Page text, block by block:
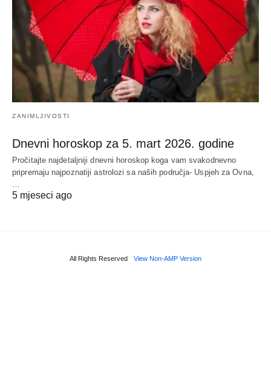
ZANIMLJIVOSTI
Dnevni horoskop za 5. mart 2026. godine
Pročitajte najdetaljniji dnevni horoskop koga vam svakodnevno
pripremaju najpoznatiji astrolozi sa naših područja- Uspjeh za Ovna,
…
5 mjeseci ago
All Rights Reserved View Non-AMP Version